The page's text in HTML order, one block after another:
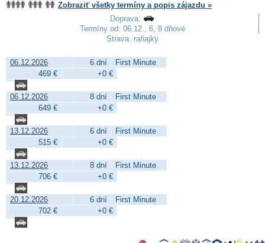
Zobraziť všetky termíny a popis zájazdu »
Doprava:
Termíny od: 06.12., 6, 8 dňové
Strava: raňajky
06.12.2026 6 dní
First Minute
469 €
+0 €
06.12.2026 8 dní
First Minute
649 €
+0 €
13.12.2026 6 dní
First Minute
515 €
+0 €
13.12.2026 8 dní
First Minute
706 €
+0 €
20.12.2026 6 dní
First Minute
702 €
+0 €